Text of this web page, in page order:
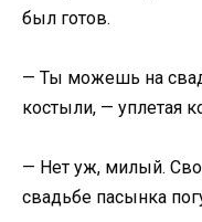
был готов.
— Ты можешь на
костыли, — уплетая
— Нет уж, милый.
свадьбе пасынка